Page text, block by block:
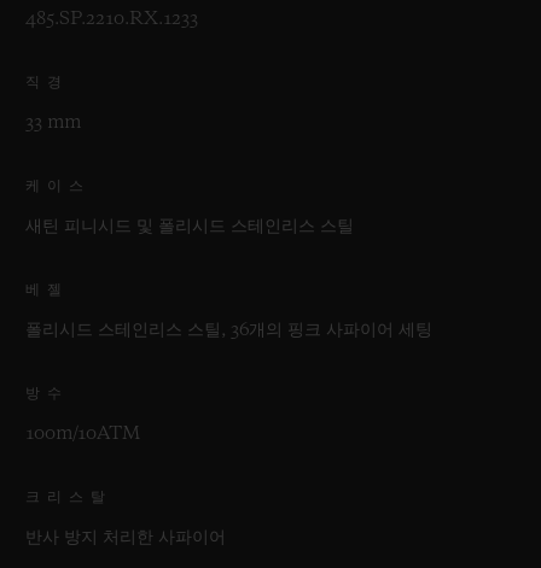
485.SP.2210.RX.1233
직경
33 mm
케이스
새틴 피니시드 및 폴리시드 스테인리스 스틸
베젤
폴리시드 스테인리스 스틸, 36개의 핑크 사파이어 세팅
방수
100m/10ATM
크리스탈
반사 방지 처리한 사파이어